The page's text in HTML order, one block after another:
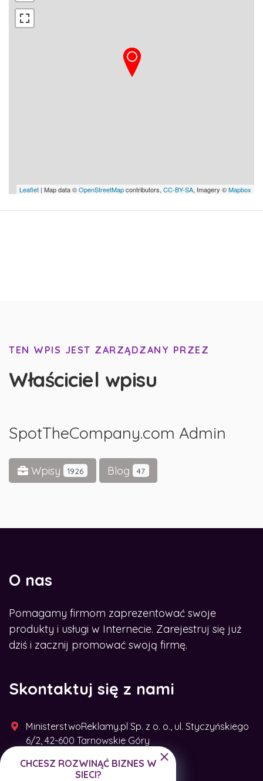
Leaflet | Map data ©OpenStreetMapcontributors, CC-BY-SA, Imagery ©Mapbox
TEN WPIS JEST ZARZĄDZANY PRZEZ
Właściciel wpisu
SpotTheCompany.com Admin
Wpisy 1926 Blog 47
O nas
Pomagamy firmom zaprezentować swoje
produkty i usługi w Internecie. Zarejestruj się już
dziś i zacznij promować swoją firmę.
Skontaktuj się z nami
MinisterstwoReklamy.pl Sp. z o. o., ul. Styczyńskiego
6/2, 42-600 Tarnowskie Góry
+48 791 493 287
CHCESZ ROZWINĄĆ BIZNES W
SIECI?